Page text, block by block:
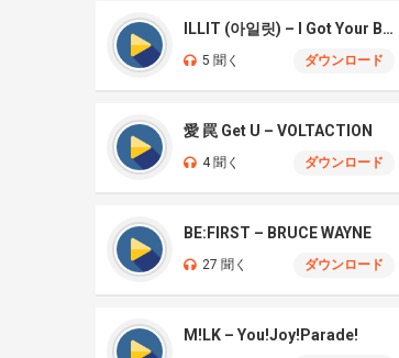
ILLIT (아일릿) – I Got Your Back
5 聞く ダウンロード
愛 罠 Get U – VOLTACTION
4 聞く ダウンロード
BE:FIRST – BRUCE WAYNE
27 聞く ダウンロード
M!LK – You!Joy!Parade!